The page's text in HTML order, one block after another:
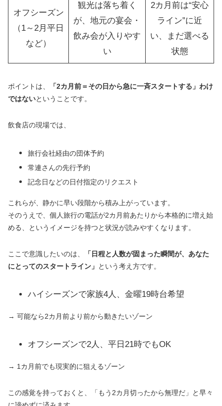
オフシーズン
（1～2月平日
など）
観光は落ち着く
が、地元の宴会・
飲み会が入りやす
い
2カ月前は“安心
ライン”に近
い、まだ選べる
状態
ポイントは、
「2カ月前＝その日から急に一斉スタートする」わけ
ではないということです。
飲食店の現場では、
旅行会社経由の団体予約
常連さんの先行予約
記念日などの日付指定のリクエスト
これらが、静かに早い段階から積み上がっています。
そのうえで、個人旅行の電話が2カ月前あたりから本格的に増え始
める、というイメージを持つと状況が読みやすくなります。
ここで意識したいのは、
「日程と人数が固まった瞬間が、あなた
にとってのスタートライン」 という考え方です。
ハイシーズンで家族4人、金曜19時台希望
→ 可能なら2カ月前より前から動きたいゾーン
オフシーズンで2人、平日21時でもOK
→ 1カ月前でも現実的に狙えるゾーン
この感覚を持っておくと、「もう2カ月切ったから無理だ」と早々